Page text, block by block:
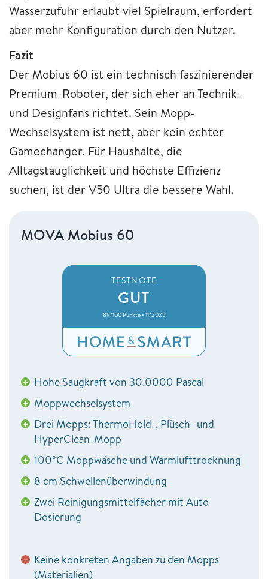
Wasserzufuhr erlaubt viel Spielraum, erfordert
aber mehr Konfiguration durch den Nutzer.
Fazit
Der Mobius 60 ist ein technisch faszinierender
Premium-Roboter, der sich eher an Technik-
und Designfans richtet. Sein Mopp-
Wechselsystem ist nett, aber kein echter
Gamechanger. Für Haushalte, die
Alltagstauglichkeit und höchste Effizienz
suchen, ist der V50 Ultra die bessere Wahl.
MOVA Mobius 60
TESTNOTE
GUT
89/100 Punkte • 11/2025
+ Hohe Saugkraft von 30.0000 Pascal
+ Moppwechselsystem
+ Drei Mopps: ThermoHold-, Plüsch- und
HyperClean-Mopp
+ 100°C Moppwäsche und Warmlufttrocknung
+ 8 cm Schwellenüberwindung
+ Zwei Reinigungsmittelfächer mit Auto
Dosierung
− Keine konkreten Angaben zu den Mopps
(Materialien)